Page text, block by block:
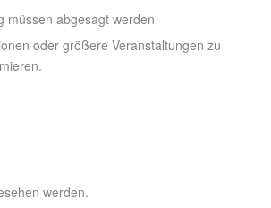
müssen abgesagt werden
oder größere Veranstaltungen zu
werden.